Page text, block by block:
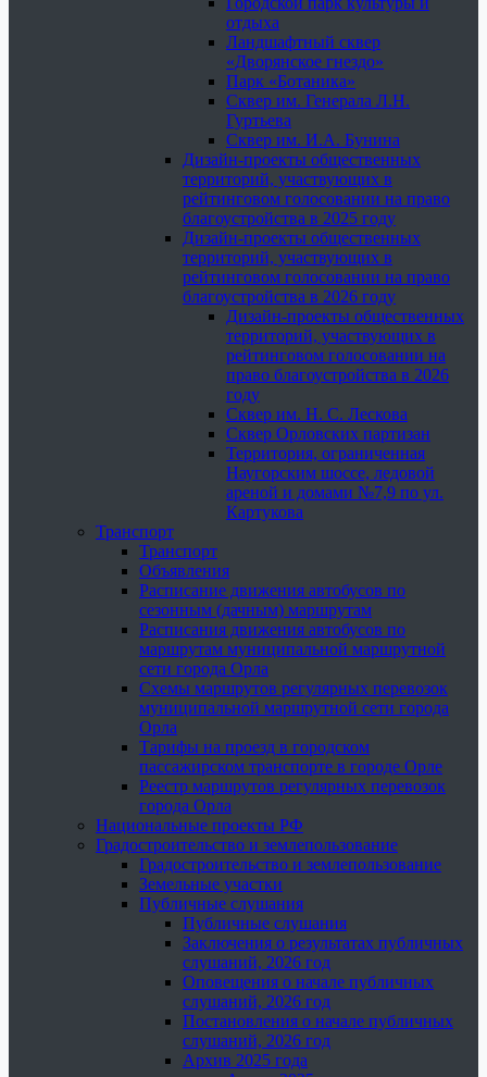
отдыха
Ландшафтный сквер
«Дворянское гнездо»
Парк «Ботаника»
Сквер им. Генерала Л.Н.
Гуртьева
Сквер им. И.А. Бунина
Дизайн-проекты общественных
территорий, участвующих в
рейтинговом голосовании на право
благоустройства в 2025 году
Дизайн-проекты общественных
территорий, участвующих в
рейтинговом голосовании на право
благоустройства в 2026 году
Дизайн-проекты общественных
территорий, участвующих в
рейтинговом голосовании на
право благоустройства в 2026
году
Сквер им. Н. С. Лескова
Сквер Орловских партизан
Территория, ограниченная
Наугорским шоссе, ледовой
ареной и домами №7,9 по ул.
Картукова
Транспорт
Транспорт
Объявления
Расписание движения автобусов по
сезонным (дачным) маршрутам
Расписания движения автобусов по
маршрутам муниципальной маршрутной
сети города Орла
Схемы маршрутов регулярных перевозок
муниципальной маршрутной сети города
Орла
Тарифы на проезд в городском
пассажирском транспорте в городе Орле
Реестр маршрутов регулярных перевозок
города Орла
Национальные проекты РФ
Градостроительство и землепользование
Градостроительство и землепользование
Земельные участки
Публичные слушания
Публичные слушания
Заключения о результатах публичных
слушаний, 2026 год
Оповещения о начале публичных
слушаний, 2026 год
Постановления о начале публичных
слушаний, 2026 год
Архив 2025 года